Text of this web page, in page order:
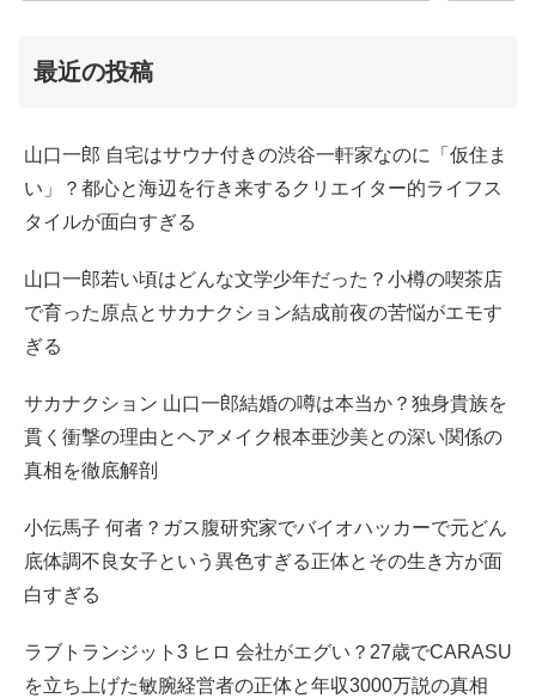
最近の投稿
山口一郎 自宅はサウナ付きの渋谷一軒家なのに「仮住ま
い」？都心と海辺を行き来するクリエイター的ライフス
タイルが面白すぎる
山口一郎若い頃はどんな文学少年だった？小樽の喫茶店
で育った原点とサカナクション結成前夜の苦悩がエモす
ぎる
サカナクション 山口一郎結婚の噂は本当か？独身貴族を
貫く衝撃の理由とヘアメイク根本亜沙美との深い関係の
真相を徹底解剖
小伝馬子 何者？ガス腹研究家でバイオハッカーで元どん
底体調不良女子という異色すぎる正体とその生き方が面
白すぎる
ラブトランジット3 ヒロ 会社がエグい？27歳でCARASU
を立ち上げた敏腕経営者の正体と年収3000万説の真相